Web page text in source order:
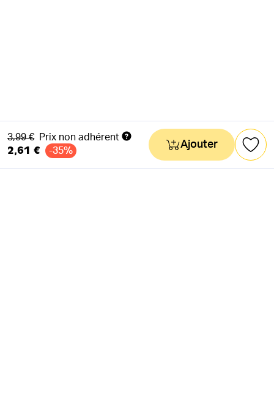
Ancien prix
3,99 € Prix non adhérent
2,61 € -35%
Ajouter